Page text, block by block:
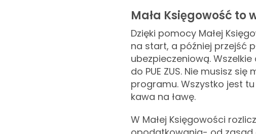
Mała Księgowość to
Dzięki pomocy Małej
na start, a później przejść
ubezpieczeniową.
do PUE ZUS. Nie musisz
programu. Wszystko jest
kawa na ławę.
W Małej Księgowości